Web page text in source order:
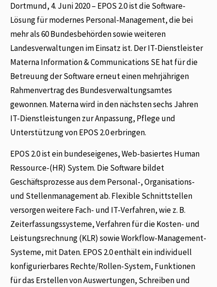
Dortmund, 4. Juni 2020 – EPOS 2.0 ist die Software-
Lösung für modernes Personal-Management, die bei
mehr als 60 Bundesbehörden sowie weiteren
Landesverwaltungen im Einsatz ist. Der IT-Dienstleister
Materna Information & Communications SE hat für die
Betreuung der Software erneut einen mehrjährigen
Rahmenvertrag des Bundesverwaltungsamtes
gewonnen. Materna wird in den nächsten sechs Jahren
IT-Dienstleistungen zur Anpassung, Pflege und
Unterstützung von EPOS 2.0 erbringen.
EPOS 2.0 ist ein bundeseigenes, Web-basiertes Human
Ressource-(HR) System. Die Software bildet
Geschäftsprozesse aus dem Personal-, Organisations-
und Stellenmanagement ab. Flexible Schnittstellen
versorgen weitere Fach- und IT-Verfahren, wie z. B.
Zeiterfassungssysteme, Verfahren für die Kosten- und
Leistungsrechnung (KLR) sowie Workflow-Management-
Systeme, mit Daten. EPOS 2.0 enthält ein individuell
konfigurierbares Rechte/Rollen-System, Funktionen
für das Erstellen von Auswertungen, Schreiben und